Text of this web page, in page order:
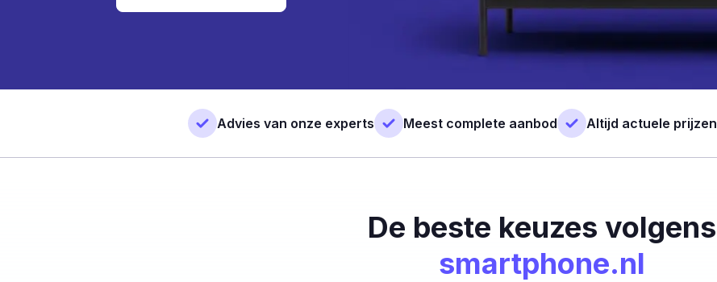
Advies van onze experts Meest complete aanbod Altijd actuele prijzen
De beste keuzes volgens
smartphone.nl